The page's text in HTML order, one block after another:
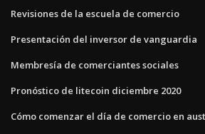
Revisiones de la escuela de comercio
Presentación del inversor de vanguardia
Membresía de comerciantes sociales
Pronóstico de litecoin diciembre 2020
Cómo comenzar el día de comercio en